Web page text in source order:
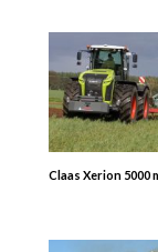
Claas Xerion 5000